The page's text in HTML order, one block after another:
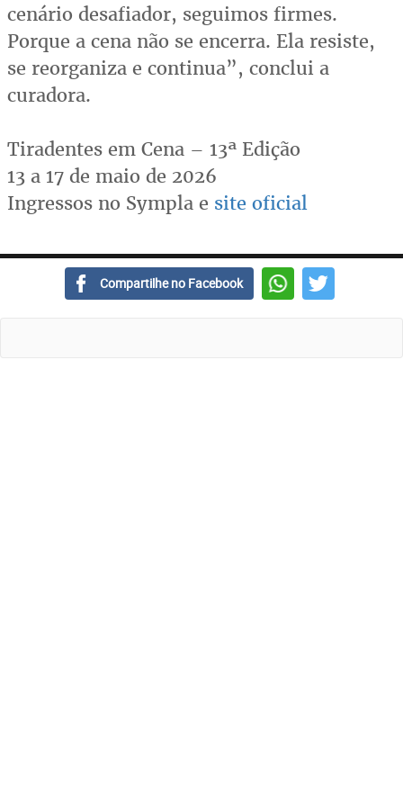
cenário desafiador, seguimos firmes.
Porque a cena não se encerra. Ela resiste,
se reorganiza e continua”, conclui a
curadora.
Tiradentes em Cena – 13ª Edição
13 a 17 de maio de 2026
Ingressos no Sympla e site oficial
Compartilhe no Facebook